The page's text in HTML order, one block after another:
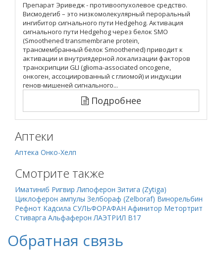
Препарат Эриведж - противоопухолевое средство.
Висмодегиб – это низкомолекулярный пероральный
ингибитор сигнального пути Hedgehog. Активация
сигнального пути Hedgehog через белок SMO
(Smoothened transmembrane protein,
трансмембранный белок Smoothened) приводит к
активации и внутриядерной локализации факторов
транскрипции GLI (glioma-associated oncogene,
онкоген, ассоциированный с глиомой) и индукции
генов-мишеней сигнального...
Подробнее
Аптеки
Аптека Онко-Хелп
Смотрите также
Иматиниб Ригвир Липоферон Зитига (Zytiga)
Циклоферон ампулы Зелбораф (Zelboraf) Винорельбин
Рефнот Кадсила СУЛЬФОРАФАН Афинитор Метортрит
Стиварга Альфаферон ЛАЭТРИЛ В17
Обратная связь